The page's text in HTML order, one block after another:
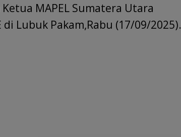
MAPEL Sumatera Utara
Lubuk Pakam,Rabu (17/09/2025).